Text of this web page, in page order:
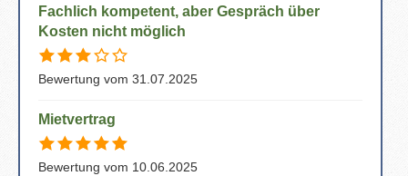
Fachlich kompetent, aber Gespräch über
Kosten nicht möglich
Bewertung vom 31.07.2025
Mietvertrag
Bewertung vom 10.06.2025